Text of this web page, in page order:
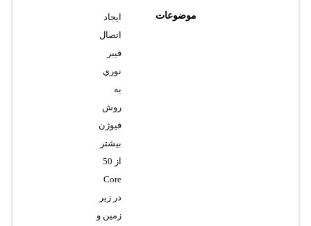
موضوعات
ايجاد
اتصال
فيبر
نوري
به
روش
فيوژن
بيشتر
از 50
Core
در زير
زمين و